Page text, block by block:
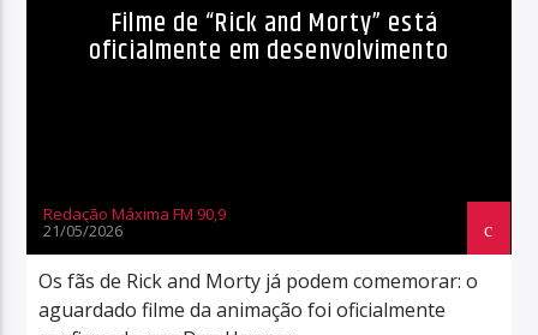
Filme de “Rick and Morty” está
oficialmente em desenvolvimento
Redação Máxima FM 90,9
21/05/2026
Os fãs de Rick and Morty já podem comemorar: o
aguardado filme da animação foi oficialmente